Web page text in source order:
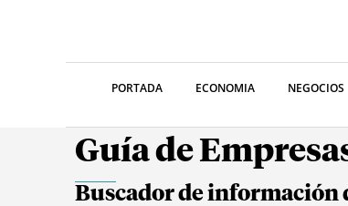
PORTADA ECONOMIA NEGOCIOS
Guía de
Buscador de información